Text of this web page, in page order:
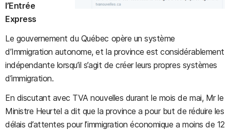
l’Entrée
Express
Le gouvernement du Québec opère un système
d’Immigration autonome, et la province est considérablement
indépendante lorsqu’il s’agit de créer leurs propres systèmes
d’immigration.
En discutant avec TVA nouvelles durant le mois de mai, Mr le
Ministre Heurtel a dit que la province a pour but de réduire les
délais d’attentes pour l’immigration économique a moins de 12